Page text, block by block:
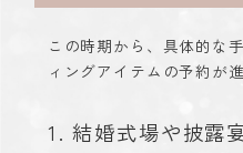
この時期から、具体的な
ィングアイテムの予約が
1. 結婚式場や披露